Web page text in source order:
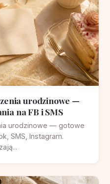
urodzinowe —
na FB i SMS
urodzinowe — gotowe
SMS, Instagram.